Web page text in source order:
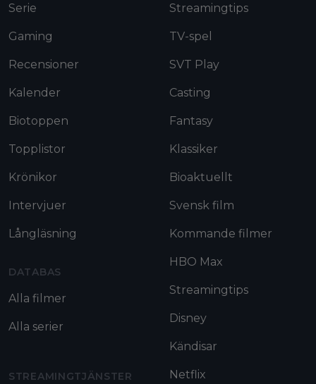
Serie
Gaming
Recensioner
Kalender
Biotoppen
Topplistor
Krönikor
Intervjuer
Långläsning
DATABAS
Alla filmer
Alla serier
STREAMINGTJÄNSTER
Streamingtips
TV-spel
SVT Play
Casting
Fantasy
Klassiker
Bioaktuellt
Svensk film
Kommande filmer
HBO Max
Streamingtips
Disney
Kändisar
Netflix